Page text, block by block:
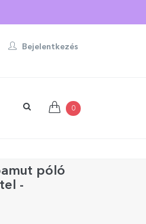
Bejelentkezés
0
póló
-